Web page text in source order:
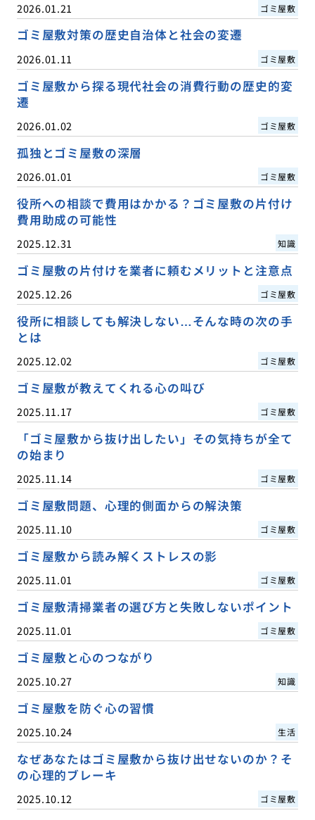
2026.01.21 ゴミ屋敷
ゴミ屋敷対策の歴史自治体と社会の変遷
2026.01.11 ゴミ屋敷
ゴミ屋敷から探る現代社会の消費行動の歴史的変
遷
2026.01.02 ゴミ屋敷
孤独とゴミ屋敷の深層
2026.01.01 ゴミ屋敷
役所への相談で費用はかかる？ゴミ屋敷の片付け
費用助成の可能性
2025.12.31 知識
ゴミ屋敷の片付けを業者に頼むメリットと注意点
2025.12.26 ゴミ屋敷
役所に相談しても解決しない…そんな時の次の手
とは
2025.12.02 ゴミ屋敷
ゴミ屋敷が教えてくれる心の叫び
2025.11.17 ゴミ屋敷
「ゴミ屋敷から抜け出したい」その気持ちが全て
の始まり
2025.11.14 ゴミ屋敷
ゴミ屋敷問題、心理的側面からの解決策
2025.11.10 ゴミ屋敷
ゴミ屋敷から読み解くストレスの影
2025.11.01 ゴミ屋敷
ゴミ屋敷清掃業者の選び方と失敗しないポイント
2025.11.01 ゴミ屋敷
ゴミ屋敷と心のつながり
2025.10.27 知識
ゴミ屋敷を防ぐ心の習慣
2025.10.24 生活
なぜあなたはゴミ屋敷から抜け出せないのか？そ
の心理的ブレーキ
2025.10.12 ゴミ屋敷